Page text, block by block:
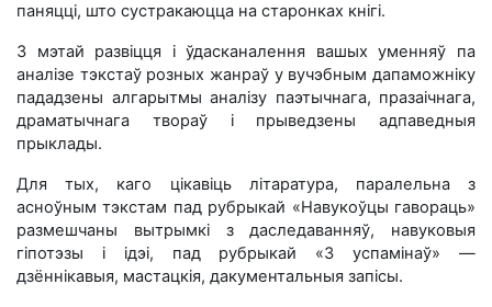
паняцці, што сустракаюцца на старонках кнігі.
З мэтай развіцця і ўдасканалення вашых уменняў па
аналізе тэкстаў розных жанраў у вучэбным дапаможніку
пададзены алгарытмы аналізу паэтычнага, празаічнага,
драматычнага твораў і прыведзены адпаведныя
прыклады.
Для тых, каго цікавіць літаратура, паралельна з
асноўным тэкстам пад рубрыкай «Навукоўцы гавораць»
размешчаны вытрымкі з даследаванняў, навуковыя
гіпотэзы і ідэі, пад рубрыкай «З успамінаў» —
дзённікавыя, мастацкія, дакументальныя запісы.